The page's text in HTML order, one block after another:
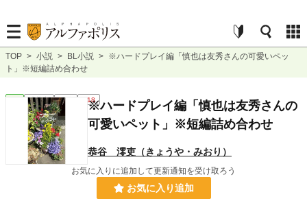
TOP > 小説 > BL小説 > ※ハードプレイ編「慎也は友秀さんの可愛いペッ
ト」※短編詰め合わせ
連載中 短編 R18
※ハードプレイ編「慎也は友秀さんの
可愛いペット」※短編詰め合わせ
恭谷 澪吏（きょうや・みおり）
お気に入りに追加して更新通知を受け取ろう
お気に入り追加